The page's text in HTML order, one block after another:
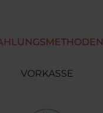
VORKASSE